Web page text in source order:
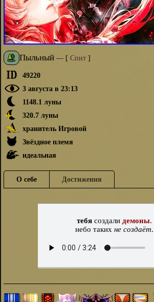
Пыльный— [ Спит]
49220
3 августа в 23:13
1148.1 луны
320.7 луны
хранитель Игровой
Звёздное племя
идеальная
О себе Достижения
тебя создали демоны.
небо такихне создаёт.